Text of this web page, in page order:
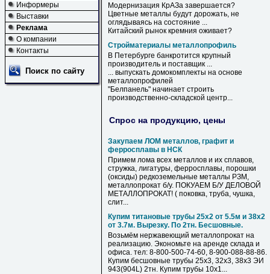
Информеры
Выставки
Реклама
О компании
Контакты
Поиск по сайту
Модернизация КрАЗа завершается?
Цветные металлы будут дорожать, не
оглядываясь на состояние ...
Китайский рынок кремния оживает?
Стройматериалы металлопрофиль
В Петербурге банкротится крупный
производитель и поставщик ...
... выпускать домокомплекты на основе
металлопрофилей
"Белпанель" начинает строить
производственно-складской центр...
Спрос на продукцию, цены
Закупаем ЛОМ металлов, графит и
ферросплавы в НСК
Примем лома всех металлов и их сплавов,
стружка, лигатуры, ферросплавы, порошки
(оксиды) редкоземельные металлы РЗМ,
металлопрокат б/у. ПОКУАЕМ Б/У ДЕЛОВОЙ
МЕТАЛЛОПРОКАТ! ( поковка, труба, чушка,
слит...
Купим титановые трубы 25х2 от 5.5м и 38х2
от 3.7м. Вырезку. По 2тн. Бесшовные.
Возьмём нержавеющий металлопрокат на
реализацию. Экономьте на аренде склада и
офиса. тел: 8-800-500-74-60, 8-900-088-88-86.
Купим бесшовные трубы 25х3, 32х3, 38х3 ЭИ
943(904L) 2тн. Купим трубы 10х1...